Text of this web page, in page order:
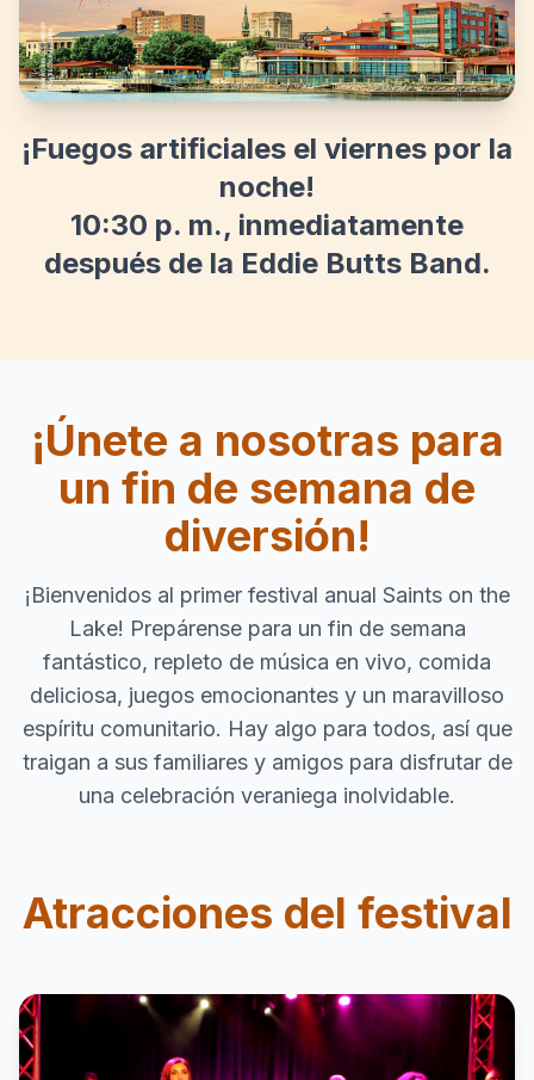
¡Fuegos artificiales el viernes por la
noche!
10:30 p. m., inmediatamente
después de la Eddie Butts Band.
¡Únete a nosotras para
un fin de semana de
diversión!
¡Bienvenidos al primer festival anual Saints on the
Lake! Prepárense para un fin de semana
fantástico, repleto de música en vivo, comida
deliciosa, juegos emocionantes y un maravilloso
espíritu comunitario. Hay algo para todos, así que
traigan a sus familiares y amigos para disfrutar de
una celebración veraniega inolvidable.
Atracciones del festival